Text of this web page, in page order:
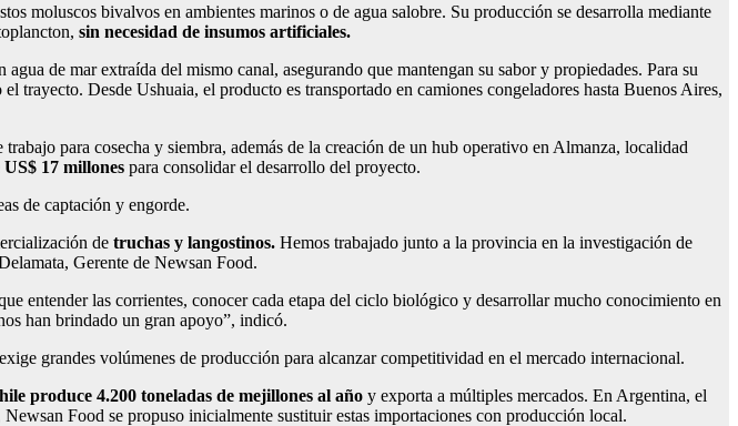
moluscos bivalvos en ambientes marinos o de agua salobre. Su producción se desarrolla mediante
sin necesidad de insumos artificiales.
de mar extraída del mismo canal, asegurando que mantengan su sabor y propiedades. Para su
trayecto. Desde Ushuaia, el producto es transportado en camiones congeladores hasta Buenos Aires,
para cosecha y siembra, además de la creación de un hub operativo en Almanza, localidad
17 millones para consolidar el desarrollo del proyecto.
de captación y engorde.
de truchas y langostinos. Hemos trabajado junto a la provincia en la investigación de
Gerente de Newsan Food.
entender las corrientes, conocer cada etapa del ciclo biológico y desarrollar mucho conocimiento en
han brindado un gran apoyo”, indicó.
grandes volúmenes de producción para alcanzar competitividad en el mercado internacional.
produce 4.200 toneladas de mejillones al año y exporta a múltiples mercados. En Argentina, el
Newsan Food se propuso inicialmente sustituir estas importaciones con producción local.